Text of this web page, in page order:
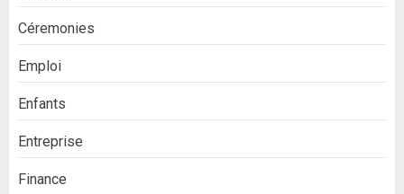
Céremonies
Emploi
Enfants
Entreprise
Finance